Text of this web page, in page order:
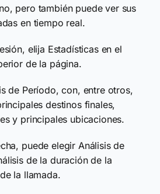
pero también puede ver sus
en tiempo real.
elija Estadísticas en el
de la página.
de Período, con, entre otros,
destinos finales,
y principales ubicaciones.
puede elegir Análisis de
de la duración de la
la llamada.